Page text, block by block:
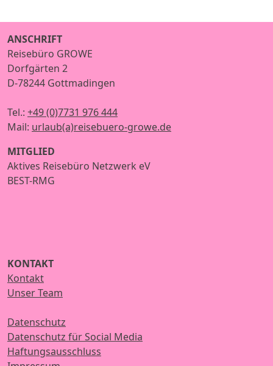
ANSCHRIFT
Reisebüro GROWE
Dorfgärten 2
D-78244 Gottmadingen
Tel.: +49 (0)7731 976 444
Mail: urlaub(a)reisebuero-growe.de
MITGLIED
Aktives Reisebüro Netzwerk eV
BEST-RMG
KONTAKT
Kontakt
Unser Team
Datenschutz
Datenschutz für Social Media
Haftungsausschluss